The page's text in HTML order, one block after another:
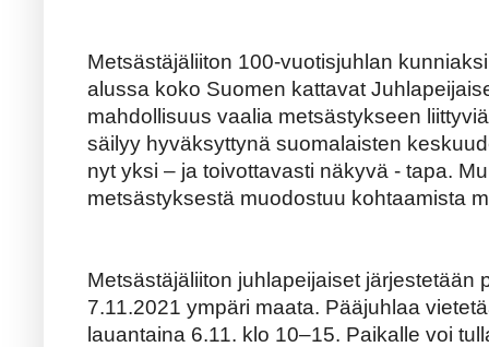
Metsästäjäliiton 100-vuotisjuhlan
alussa koko Suomen kattavat
mahdollisuus vaalia metsästykseen
säilyy hyväksyttynä suomalaisten
nyt yksi – ja toivottavasti näkyvä - tapa.
metsästyksestä muodostuu kohtaamista
Metsästäjäliiton juhlapeijaiset järjestetään
7.11.2021 ympäri maata. Pääjuhlaa
lauantaina 6.11. klo 10–15. Paikalle voi